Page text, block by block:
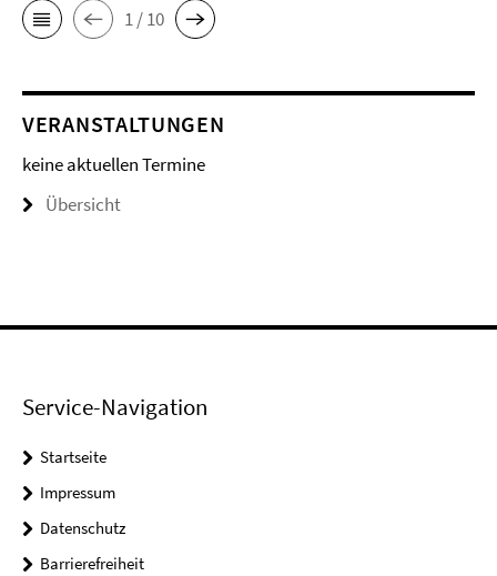
1 / 10
VERANSTALTUNGEN
keine aktuellen Termine
Übersicht
Service-Navigation
Startseite
Impressum
Datenschutz
Barrierefreiheit